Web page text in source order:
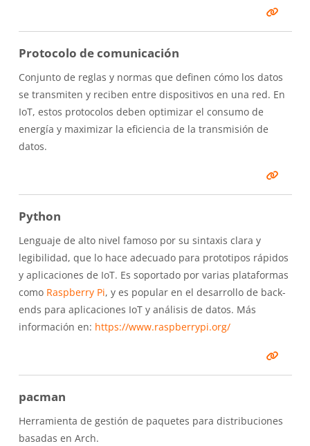
Protocolo de comunicación
Conjunto de reglas y normas que definen cómo los datos
se transmiten y reciben entre dispositivos en una red. En
IoT, estos protocolos deben optimizar el consumo de
energía y maximizar la eficiencia de la transmisión de
datos.
Python
Lenguaje de alto nivel famoso por su sintaxis clara y
legibilidad, que lo hace adecuado para prototipos rápidos
y aplicaciones de IoT. Es soportado por varias plataformas
como Raspberry Pi, y es popular en el desarrollo de back-
ends para aplicaciones IoT y análisis de datos. Más
información en: https://www.raspberrypi.org/
pacman
Herramienta de gestión de paquetes para distribuciones
basadas en Arch.